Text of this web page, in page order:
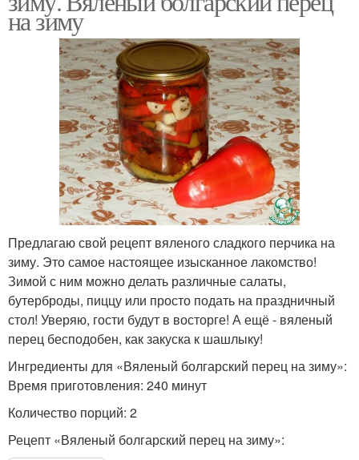
на зиму
Предлагаю свой рецепт вяленого сладкого перчика на
зиму. Это самое настоящее изысканное лакомство!
Зимой с ним можно делать различные салаты,
бутерброды, пиццу или просто подать на праздничный
стол! Уверяю, гости будут в восторге! А ещё - вяленый
перец бесподобен, как закуска к шашлыку!
Ингредиенты для «Вяленый болгарский перец на зиму»:
Время приготовления: 240 минут
Количество порций: 2
Рецепт «Вяленый болгарский перец на зиму»: